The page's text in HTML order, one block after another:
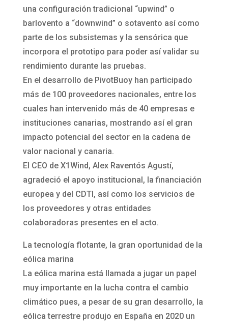
una configuración tradicional “upwind” o
barlovento a “downwind” o sotavento así como
parte de los subsistemas y la sensórica que
incorpora el prototipo para poder así validar su
rendimiento durante las pruebas.
En el desarrollo de PivotBuoy han participado
más de 100 proveedores nacionales, entre los
cuales han intervenido más de 40 empresas e
instituciones canarias, mostrando así el gran
impacto potencial del sector en la cadena de
valor nacional y canaria.
El CEO de X1Wind, Alex Raventós Agustí,
agradeció el apoyo institucional, la financiación
europea y del CDTI, así como los servicios de
los proveedores y otras entidades
colaboradoras presentes en el acto.
La tecnología flotante, la gran oportunidad de la
eólica marina
La eólica marina está llamada a jugar un papel
muy importante en la lucha contra el cambio
climático pues, a pesar de su gran desarrollo, la
eólica terrestre produjo en España en 2020 un